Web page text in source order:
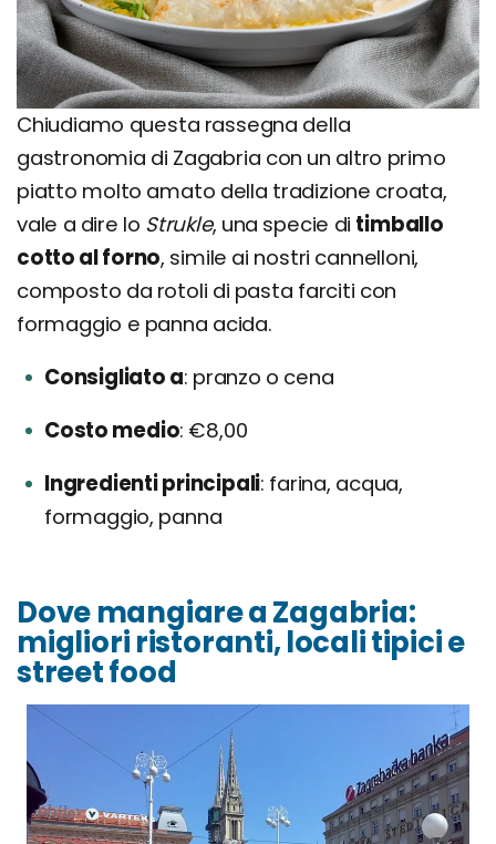
Chiudiamo questa rassegna della
gastronomia di Zagabria con un altro primo
piatto molto amato della tradizione croata,
vale a dire lo Strukle, una specie di timballo
cotto al forno, simile ai nostri cannelloni,
composto da rotoli di pasta farciti con
formaggio e panna acida.
Consigliato a pranzo o cena
Costo medio €8,00
Ingredienti principali farina, acqua,
formaggio, panna
Dove mangiare a Zagabria:
migliori ristoranti, locali tipici e
street food